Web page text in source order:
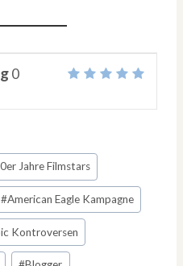
0
Jahre Filmstars
#American Eagle Kampagne
Kontroversen